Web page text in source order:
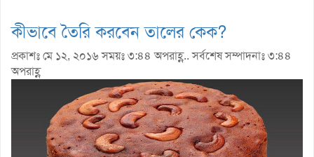
কীভাবে তৈরি করবেন তালের কেক?
প্রকাশঃ মে ১২, ২০১৬ সময়ঃ ৩:৪৪ অপরাহ্ণ.. সর্বশেষ সম্পাদনাঃ ৩:৪৪
অপরাহ্ণ